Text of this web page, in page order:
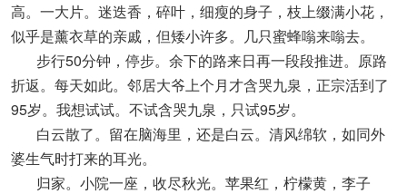
高。一大片。迷迭香，碎叶，细瘦的身子，枝上缀满小花，
似乎是薰衣草的亲戚，但矮小许多。几只蜜蜂嗡来嗡去。
步行50分钟，停步。余下的路来日再一段段推进。原路
折返。每天如此。邻居大爷上个月才含哭九泉，正宗活到了
95岁。我想试试。不试含哭九泉，只试95岁。
白云散了。留在脑海里，还是白云。清风绵软，如同外
婆生气时打来的耳光。
归家。小院一座，收尽秋光。苹果红，柠檬黄，李子